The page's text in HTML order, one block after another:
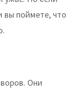
вы поймете, что
Они